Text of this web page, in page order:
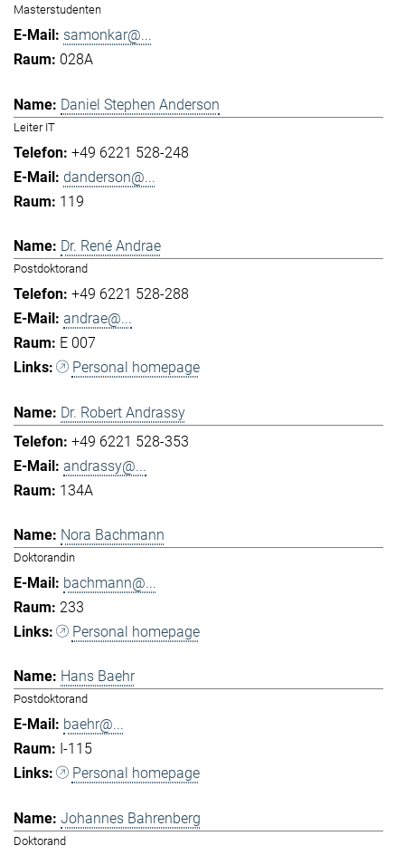
Masterstudenten
samonkar@...
028A
Daniel Stephen Anderson
Leiter IT
+49 6221 528-248
danderson@...
119
Dr. René Andrae
Postdoktorand
+49 6221 528-288
andrae@...
E 007
Personal homepage
Dr. Robert Andrassy
+49 6221 528-353
andrassy@...
134A
Nora Bachmann
Doktorandin
bachmann@...
233
Personal homepage
Hans Baehr
Postdoktorand
baehr@...
I-115
Personal homepage
Johannes Bahrenberg
Doktorand